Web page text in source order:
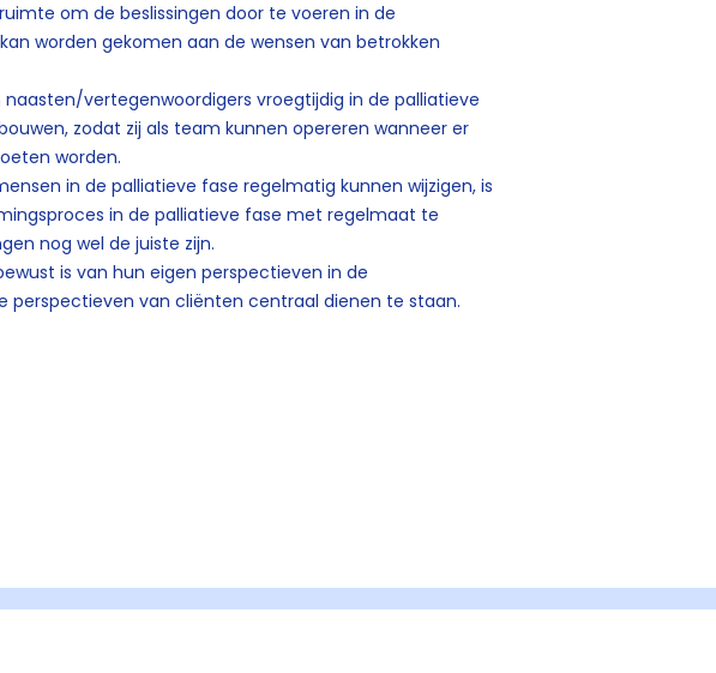
om de beslissingen door te voeren in de
worden gekomen aan de wensen van betrokken
vertegenwoordigers vroegtijdig in de palliatieve
zodat zij als team kunnen opereren wanneer er
worden.
in de palliatieve fase regelmatig kunnen wijzigen, is
in de palliatieve fase met regelmaat te
nog wel de juiste zijn.
is van hun eigen perspectieven in de
perspectieven van cliënten centraal dienen te staan.